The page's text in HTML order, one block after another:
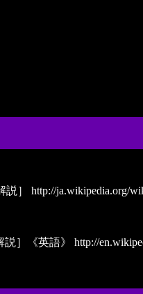
］
http://ja.wikipedia.org/
］《英語》 http://